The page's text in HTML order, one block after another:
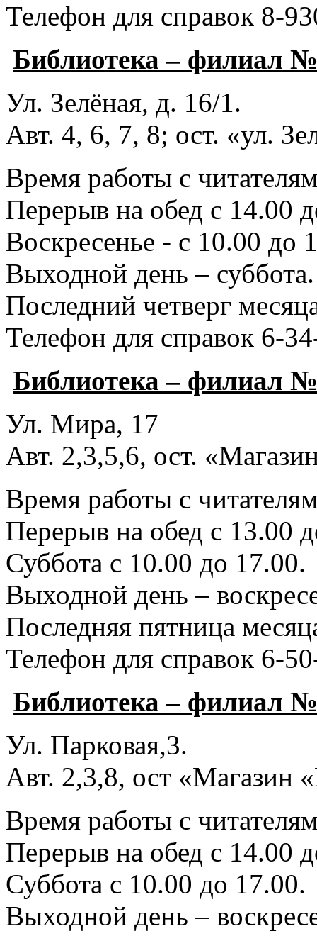
Телефон для справок 8-
Библиотека – филиал
Ул. Зелёная, д. 16/1.
Авт. 4, 6, 7, 8; ост. «ул.
Время работы с
Перерыв на обед с 14.00
Воскресенье - с 10.00 до
Выходной день – суббота.
Последний четверг
Телефон для справок 6-
Библиотека – филиал
Ул. Мира, 17
Авт. 2,3,5,6, ост.
Время работы с
Перерыв на обед с 13.00
Суббота с 10.00 до 17.00.
Выходной день –
Последняя пятница
Телефон для справок 6-
Библиотека – филиал
Ул. Парковая,3.
Авт. 2,3,8, ост «Магазин
Время работы с
Перерыв на обед с 14.00
Суббота с 10.00 до 17.00.
Выходной день –